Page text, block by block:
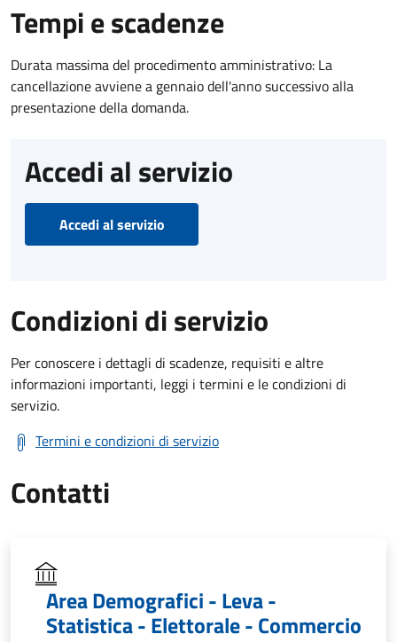
Tempi e scadenze
Durata massima del procedimento amministrativo: La
cancellazione avviene a gennaio dell'anno successivo alla
presentazione della domanda.
Accedi al servizio
Accedi al servizio
Condizioni di servizio
Per conoscere i dettagli di scadenze, requisiti e altre
informazioni importanti, leggi i termini e le condizioni di
servizio.
Termini e condizioni di servizio
Contatti
Area Demografici - Leva -
Statistica - Elettorale - Commercio